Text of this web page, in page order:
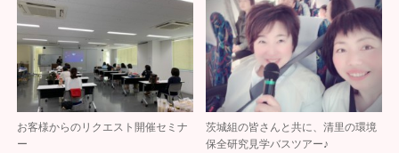
お客様からのリクエスト開催セミナ
ー
茨城組の皆さんと共に、清里の環境
保全研究見学バスツアー♪